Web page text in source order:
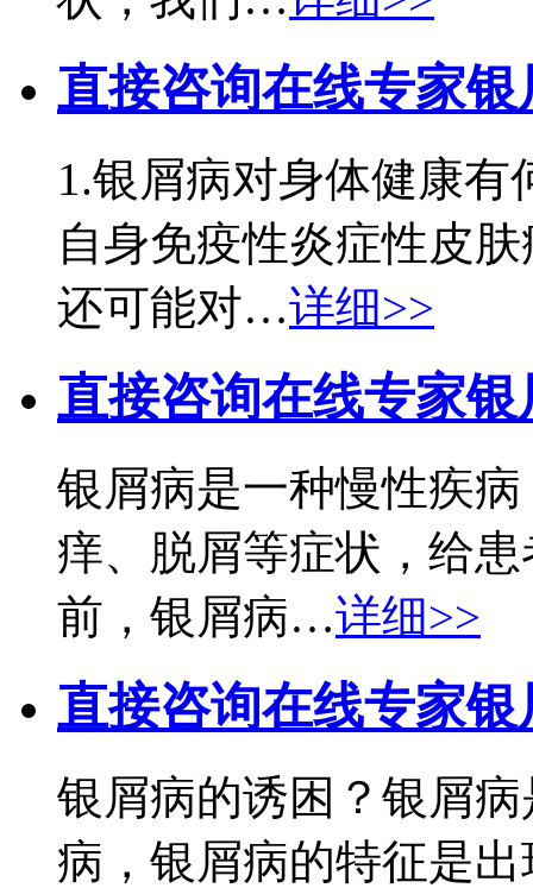
直接咨询在线专家银
1.银屑病对身体健康
自身免疫性炎症性皮
还可能对…详细>>
直接咨询在线专家银
银屑病是一种慢性疾
痒、脱屑等症状，给
前，银屑病…详细>>
直接咨询在线专家银
银屑病的诱困？银屑
病，银屑病的特征是